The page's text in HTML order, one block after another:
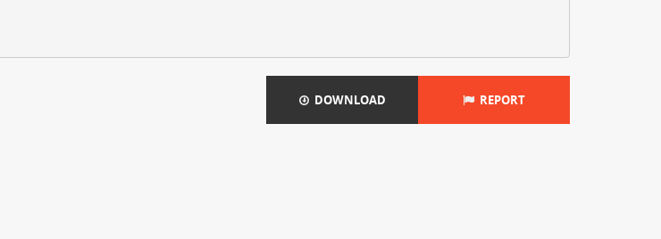
DOWNLOAD REPORT